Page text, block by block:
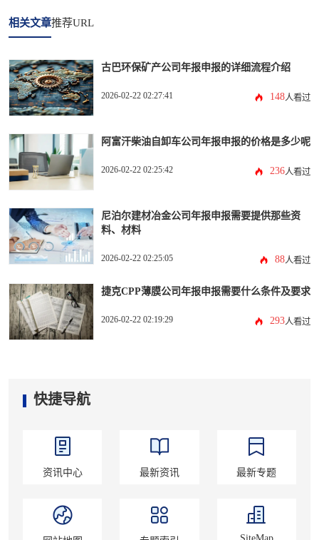
相关文章推荐URL
古巴环保矿产公司年报申报的详细流程介绍
2026-02-22 02:27:41 148人看过
阿富汗柴油自卸车公司年报申报的价格是多少呢
2026-02-22 02:25:42 236人看过
尼泊尔建材冶金公司年报申报需要提供那些资
料、材料
2026-02-22 02:25:05 88人看过
捷克CPP薄膜公司年报申报需要什么条件及要求
2026-02-22 02:19:29 293人看过
快捷导航
资讯中心 最新资讯 最新专题